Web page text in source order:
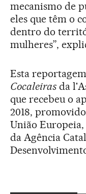
mecanismo de
eles que têm o
dentro do
mulheres”,
Esta
Cocaleirasda
que recebeu o
2018,
União
da Agência